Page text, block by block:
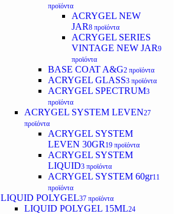
προϊόντα
ACRYGEL NEW
JAR8 προϊόντα
ACRYGEL SERIES
VINTAGE NEW JAR9
προϊόντα
BASE COAT A&G2 προϊόντα
ACRYGEL GLASS3 προϊόντα
ACRYGEL SPECTRUM3
προϊόντα
ACRYGEL SYSTEM LEVEN27
προϊόντα
ACRYGEL SYSTEM
LEVEN 30GR 19 προϊόντα
ACRYGEL SYSTEM
LIQUID3 προϊόντα
ACRYGEL SYSTEM 60gr11
προϊόντα
LIQUID POLYGEL37 προϊόντα
LIQUID POLYGEL 15ML24